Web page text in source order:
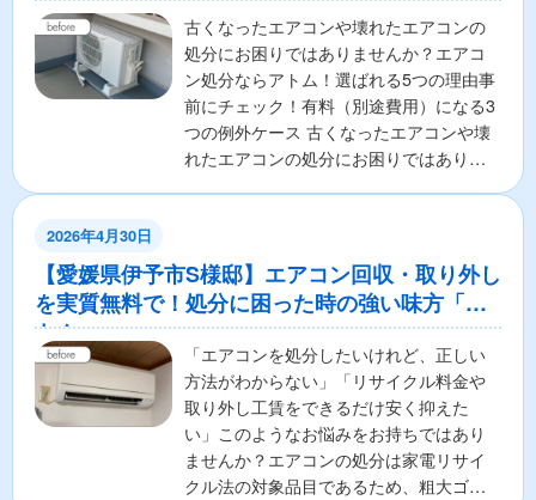
古くなったエアコンや壊れたエアコンの
処分にお困りではありませんか？エアコ
ン処分ならアトム！選ばれる5つの理由事
前にチェック！有料（別途費用）になる3
つの例外ケース 古くなったエアコンや壊
れたエアコンの処分にお困りではありま
2026年4月30日
【愛媛県伊予市S様邸】エアコン回収・取り外し
を実質無料で！処分に困った時の強い味方「ア
トム」
「エアコンを処分したいけれど、正しい
方法がわからない」「リサイクル料金や
取り外し工賃をできるだけ安く抑えた
い」このようなお悩みをお持ちではあり
ませんか？エアコンの処分は家電リサイ
クル法の対象品目であるため、粗大ゴミ